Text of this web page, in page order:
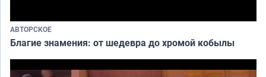
АВТОРСКОЕ
Благие знамения: от шедевра до хромой кобылы